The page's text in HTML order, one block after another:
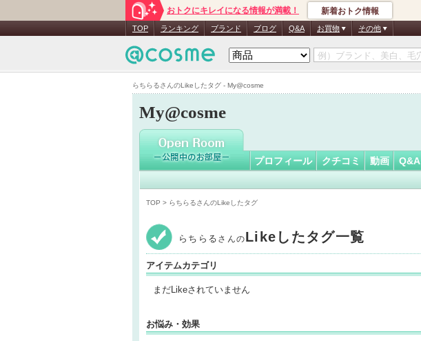
らちらるさんのLikeしたタグ - My@cosme
おトクにキレイになる情報が満載！ 新着おトク情報
TOP ランキング ブランド ブログ Q&A お買物 その他
My@cosme
らちらるさん
プロフィール クチコミ 動画 Q&A
TOP > らちらるさんのLikeしたタグ
らちらる さんのLikeしたタグ一覧
アイテムカテゴリ
まだLikeされていません
お悩み・効果